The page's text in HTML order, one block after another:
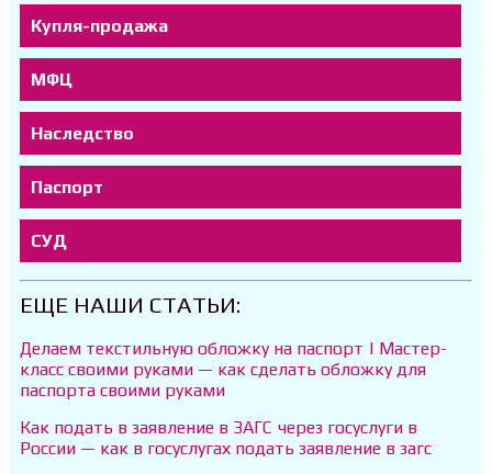
Купля-продажа
МФЦ
Наследство
Паспорт
СУД
ЕЩЕ НАШИ СТАТЬИ:
Делаем текстильную обложку на паспорт | Мастер-
класс своими руками — как сделать обложку для
паспорта своими руками
Как подать в заявление в ЗАГС через госуслуги в
России — как в госуслугах подать заявление в загс